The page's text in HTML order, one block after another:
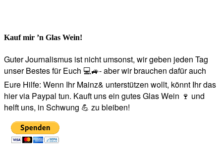
Kauf mir ’n Glas Wein!
Guter Journalismus ist nicht umsonst, wir geben jeden Tag
unser Bestes für Euch 💻🚙- aber wir brauchen dafür auch
Eure Hilfe: Wenn Ihr Mainz& unterstützen wollt, könnt Ihr das
hier via Paypal tun. Kauft uns ein gutes Glas Wein 🍷 und
helft uns, in Schwung 💪 zu bleiben!